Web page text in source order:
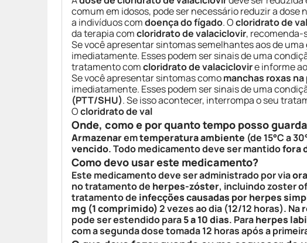
comum em idosos, pode ser necessário reduzir a
a indivíduos comdoença do fígado. Ocloridrato de
da terapia comcloridrato de valaciclovir, recomenda-
Se você apresentar sintomas semelhantes aos de uma
imediatamente. Esses podem ser sinais de uma
tratamento comcloridrato de valaciclovire informe
Se você apresentar sintomas comomanchas roxas na
imediatamente. Esses podem ser sinais de uma
(PTT/SHU). Se isso acontecer, interrompa o seu
Ocloridrato de val
Onde, como e por quanto tempo posso
Armazenaremtemperatura ambiente (de 15°C a
vencido. Todo medicamento deve ser mantidofora
Como devo usar este medicamento?
Este medicamento deve ser administrado por via
no tratamento de herpes-zóster, incluindo zoster
tratamento de infecções causadas por herpes
mg (1 comprimido)2 vezes ao dia (12/12 horas). Na
pode ser estendido para5 a 10 dias. Paraherpes
com a segunda dose tomada 12 horas após a